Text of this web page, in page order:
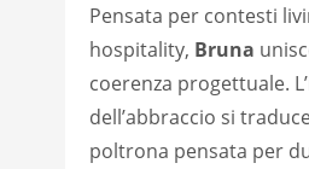
Pensata per contesti
hospitality, Bruna
coerenza progettuale.
dell’abbraccio si
poltrona pensata per